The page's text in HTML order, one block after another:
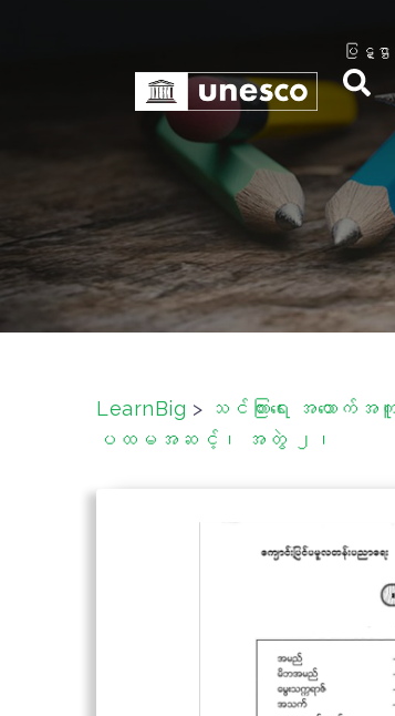
n
t
e
ပြဋ္ဌာ
LearnBig > သင်ကြားရေး အထောက်အ
ပထမအဆင့်၊ အတွဲ ၂၊